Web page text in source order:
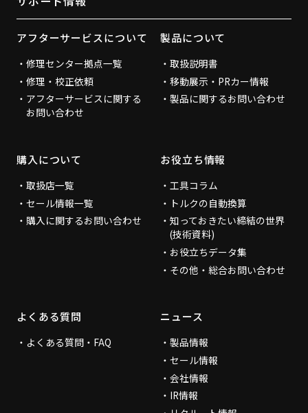
アフターサービスについて
修理センター拠点一覧
修理・校正依頼
アフターサービスに関する
お問い合わせ
製品について
取扱説明書
移動展示・PRカー情報
製品に関するお問い合わせ
購入について
取扱店一覧
セール情報一覧
購入に関するお問い合わせ
お役立ち情報
工具コラム
トルクの自動換算
知っておきたい締結の世界
(技術資料)
お役立ちデータ集
その他・総合お問い合わせ
よくある質問
よくある質問・FAQ
ニュース
製品情報
セール情報
会社情報
IR情報